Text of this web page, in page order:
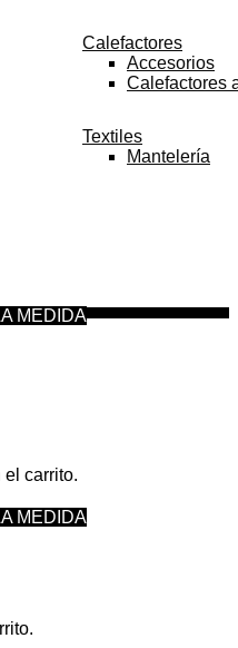
Calefactores
Accesorios
Calefactores
Textiles
Mantelería
MEDIDA
el carrito.
MEDIDA